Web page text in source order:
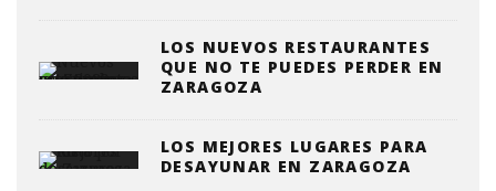
LOS NUEVOS RESTAURANTES
QUE NO TE PUEDES PERDER EN
ZARAGOZA
LOS MEJORES LUGARES PARA
DESAYUNAR EN ZARAGOZA